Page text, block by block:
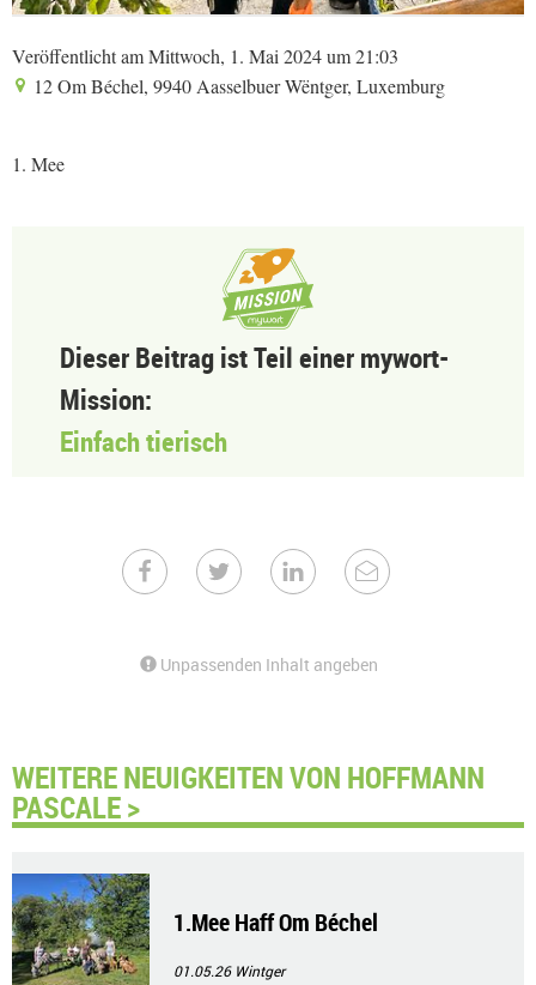
Veröffentlicht am Mittwoch, 1. Mai 2024 um 21:03
12 Om Béchel, 9940 Aasselbuer Wëntger, Luxemburg
1. Mee
Dieser Beitrag ist Teil einer mywort-
Mission:
Einfach tierisch
Unpassenden Inhalt angeben
WEITERE NEUIGKEITEN VON HOFFMANN
PASCALE >
1.Mee Haff Om Béchel
01.05.26 Wintger